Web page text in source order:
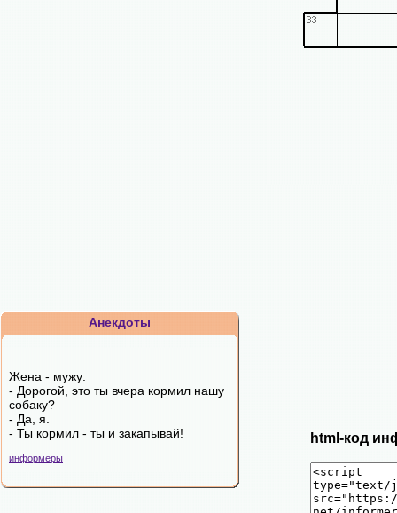
Анекдоты
Жена - мужу:
- Дорогой, это ты вчера кормил нашу
собаку?
- Да, я.
- Ты кормил - ты и закапывай!
информеры
html-код